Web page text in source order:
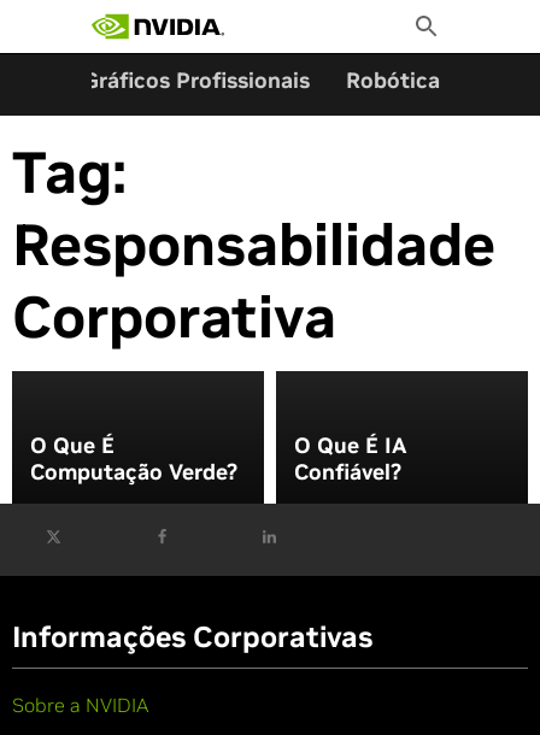
Toggle
Search
Gráficos Profissionais Robótica
Tag:
Responsabilidade
Corporativa
O Que É
Computação Verde?
O Que É IA
Confiável?
Informações Corporativas
Sobre a NVIDIA